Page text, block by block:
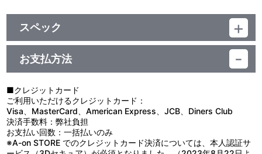
スペック
品番：LAMD-82751
素 材：チャームアクセサリー：亜鉛合金、ポリエステル
ストラップ：ポリエステル
ストラップ：約 幅25mm×全長320mm
生産国：中国
【使用上の注意】
※本製品は別売りのペンライトに装着してご使用いただけます。
お支払方法
■クレジットカード
ご利用いただけるクレジットカード：
Visa、MasterCard、American Express、JCB、Diners Club
決済手数料：弊社負担
お支払い回数：一括払いのみ
※A-on STORE でのクレジットカード決済については、本人認証サ